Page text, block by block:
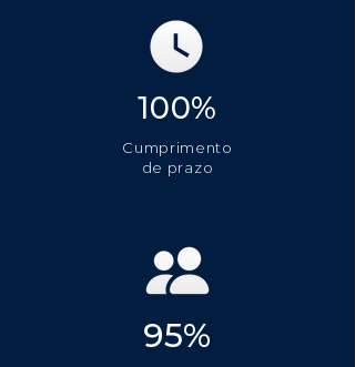
100%
Cumprimento
de prazo
95%